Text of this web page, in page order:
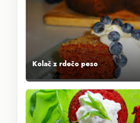
Kolač z rdečo peso